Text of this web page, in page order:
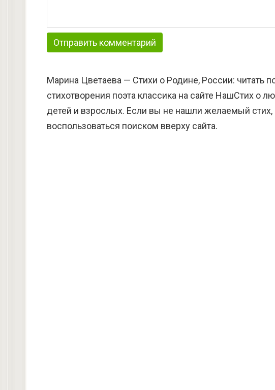
Марина Цветаева — Стихи о Родине, России: читать
стихотворения поэта классика на сайте НашСтих о
детей и взрослых. Если вы не нашли желаемый стих,
воспользоваться поиском вверху сайта.